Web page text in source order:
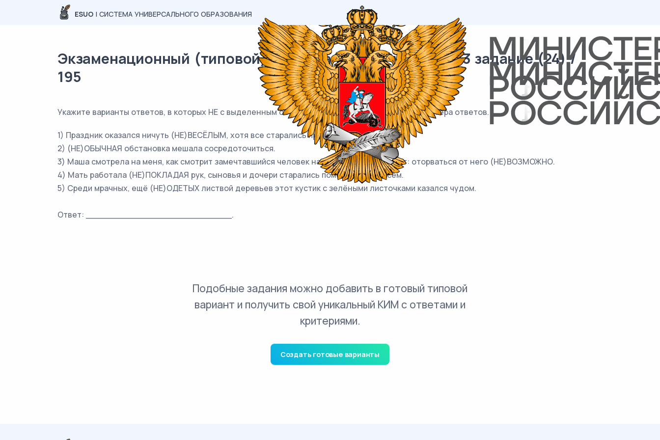
ESUO | СИСТЕМА УНИВЕРСАЛЬНОГО ОБРАЗОВАНИЯ
Экзаменационный (типовой) материал ЕГЭ / Русский / 13 задание (24) /
195
Укажите варианты ответов, в которых НЕ с выделенным словом пишетсяСЛИТНО . Запишите номера ответов.
1) Праздник оказался ничуть (НЕ)ВЕСЁЛЫМ, хотя все старались приободрить друг друга.
2) (НЕ)ОБЫЧНАЯ обстановка мешала сосредоточиться.
3) Маша смотрела на меня, как смотрит замечтавшийся человек на отдалённый предмет: оторваться от него (НЕ)ВОЗМОЖНО.
4) Мать работала (НЕ)ПОКЛАДАЯ рук, сыновья и дочери старались помогать ей во всём.
5) Среди мрачных, ещё (НЕ)ОДЕТЫХ листвой деревьев этот кустик с зелёными листочками казался чудом.
Ответ: ___________________________.
Подобные задания можно добавить в готовый типовой
вариант и получить свой уникальный КИМ с ответами и
критериями.
Создать готовые варианты